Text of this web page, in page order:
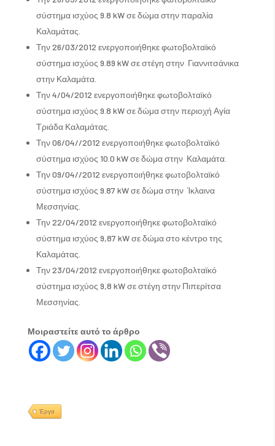
σύστημα ισχύος 9.8 kW σε δώμα στην παραλία
Καλαμάτας.
Την 26/03/2012 ενεργοποιήθηκε φωτοβολταϊκό
σύστημα ισχύος 9.89 kW σε στέγη στην Γιαννιτσάνικα
στην Καλαμάτα.
Την 4/04/2012 ενεργοποιήθηκε φωτοβολταϊκό
σύστημα ισχύος 9.8 kW σε δώμα στην περιοχή Αγία
Τριάδα Καλαμάτας.
Την 06/04//2012 ενεργοποιήθηκε φωτοβολταϊκό
σύστημα ισχύος 10.0 kW σε δώμα στην Καλαμάτα.
Την 09/04//2012 ενεργοποιήθηκε φωτοβολταϊκό
σύστημα ισχύος 9.87 kW σε δώμα στην Ίκλαινα
Μεσσηνίας.
Την 22/04/2012 ενεργοποιήθηκε φωτοβολταϊκό
σύστημα ισχύος 9,87 kW σε δώμα στο κέντρο της
Καλαμάτας.
Την 23/04/2012 ενεργοποιήθηκε φωτοβολταϊκό
σύστημα ισχύος 9,8 kW σε στέγη στην Πιπερίτσα
Μεσσηνίας.
Μοιραστείτε αυτό το άρθρο
Έργα